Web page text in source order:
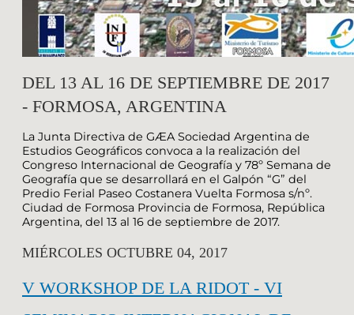
DEL 13 AL 16 DE SEPTIEMBRE DE 2017
- FORMOSA, ARGENTINA
La Junta Directiva de GÆA Sociedad Argentina de
Estudios Geográficos convoca a la realización del
Congreso Internacional de Geografía y 78º Semana de
Geografía que se desarrollará en el Galpón “G” del
Predio Ferial Paseo Costanera Vuelta Formosa s/nº.
Ciudad de Formosa Provincia de Formosa, República
Argentina, del 13 al 16 de septiembre de 2017.
MIÉRCOLES OCTUBRE 04, 2017
V WORKSHOP DE LA RIDOT - VI